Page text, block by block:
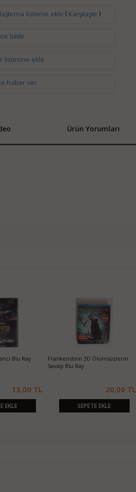
listeme ekle ( Karşılaştır)
bildir
listesine ekle
haber ver
Ürün Yorumları
Blu Ray
15,00 TL
EKLE
Frankenstein 3D Ölümsüzlerin
Savaşı Blu Ray
20,00 TL
SEPETE EKLE